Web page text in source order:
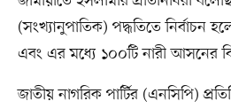
(সংখ্যানুপাতিক) পদ্ধতিতে নির্বাচন
এবং এর মধ্যে ১০০টি নারী আসনের
জাতীয় নাগরিক পার্টির (এনসিপি)